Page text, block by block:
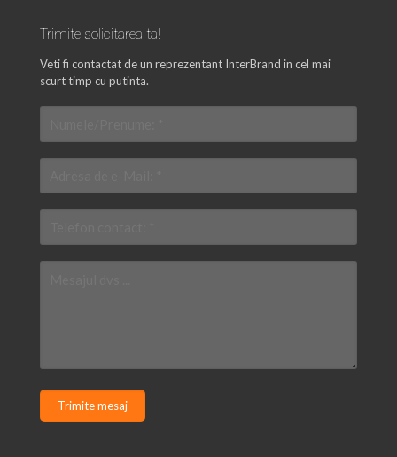
Trimite solicitarea ta!
Veti fi contactat de un reprezentant InterBrand in cel mai
scurt timp cu putinta.